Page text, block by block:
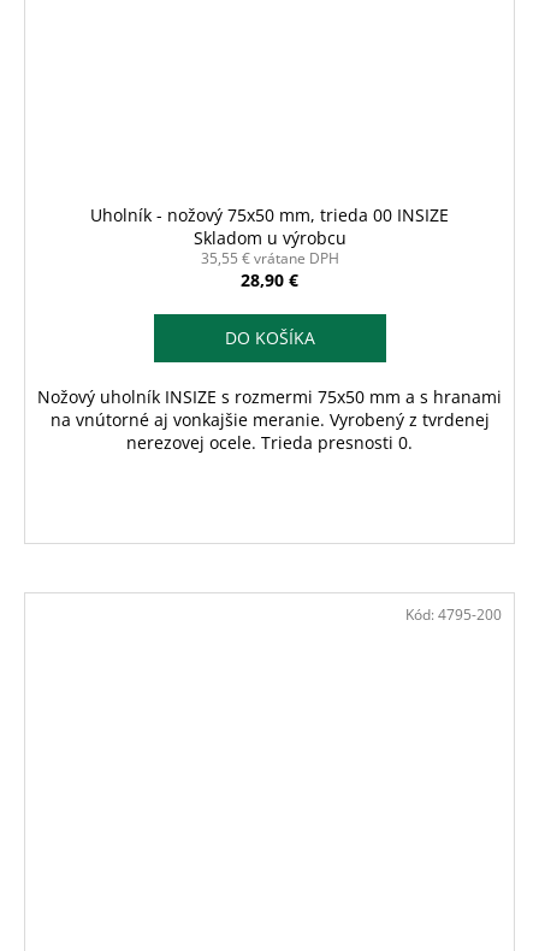
Uholník - nožový 75x50 mm, trieda 00 INSIZE
Skladom u výrobcu
35,55 € vrátane DPH
28,90 €
DO KOŠÍKA
Nožový uholník INSIZE s rozmermi 75x50 mm a s hranami
na vnútorné aj vonkajšie meranie. Vyrobený z tvrdenej
nerezovej ocele. Trieda presnosti 0.
Kód: 4795-200